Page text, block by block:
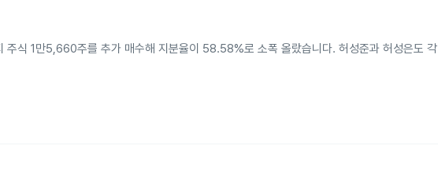
주식 1만5,660주를 추가 매수해 지분율이 58.58%로 소폭 올랐습니다. 허성준과 허성은도 각